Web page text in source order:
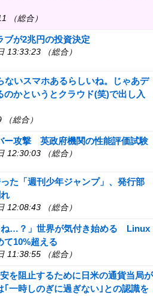
（総合）
ブが2兆円の投資決定
13:33:23 （総合）
ないスマホあるらしいね。じゃあデ
のかというとクラウド(笑)で出し入
総合）
ー攻撃 英政府機関の性能評価試験
12:30:03 （総合）
た「週刊少年ジャンプ」、発行部
12:08:43 （総合）
ね…？」世界が気付き始める Linux
て10%超える
11:38:55 （総合）
を阻止するために日米の通貨当局が
｢一時しのぎに過ぎない｣との認識を